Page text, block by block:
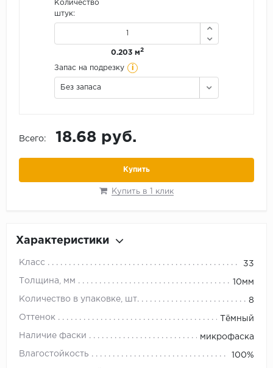
Количество
штук:
0.203 м2
Запас на подрезку i
Без запаса
Всего: 18.68 руб.
Купить
Купить в 1 клик
Характеристики
Класс 33
Толщина, мм 10мм
Количество в упаковке, шт. 8
Оттенок Тёмный
Наличие фаски микрофаска
Влагостойкость 100%